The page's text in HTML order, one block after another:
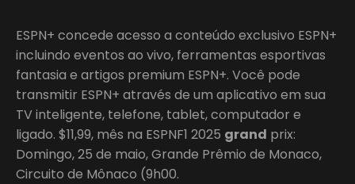
ESPN+ concede acesso a conteúdo exclusivo ESPN+
incluindo eventos ao vivo, ferramentas esportivas
fantasia e artigos premium ESPN+. Você pode
transmitir ESPN+ através de um aplicativo em sua
TV inteligente, telefone, tablet, computador e
ligado. $11,99, mês na ESPNF1 2025 grand prix:
Domingo, 25 de maio, Grande Prêmio de Monaco,
Circuito de Mônaco (9h00.